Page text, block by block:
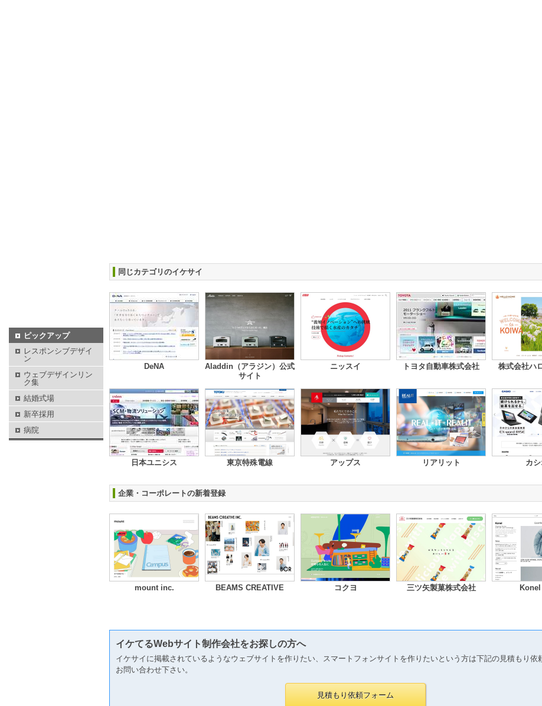
同じカテゴリのイケサイ
DeNA
Aladdin（アラジン）公式
サイト
ニッスイ トヨタ自動車株式会社 株式会社ハ
日本ユニシス 東京特殊電線 アップス リアリット カシ
企業・コーポレートの新着登録
mount inc. BEAMS CREATIVE コクヨ 三ツ矢製菓株式会社
イケてるWebサイト制作会社をお探しの方へ
イケサイに掲載されているようなウェブサイトを作りたい、スマートフォンサイトを作りたいという方は下記の見積もり依
お問い合わせ下さい。
ピックアップ
レスポンシブデザイ
ン
ウェブデザインリン
ク集
結婚式場
新卒採用
病院